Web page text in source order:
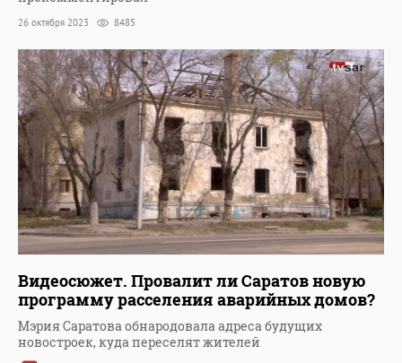
26 октября 2023 8485
Видеосюжет. Провалит ли Саратов новую
программу расселения аварийных домов?
Мэрия Саратова обнародовала адреса будущих
новостроек, куда переселят жителей